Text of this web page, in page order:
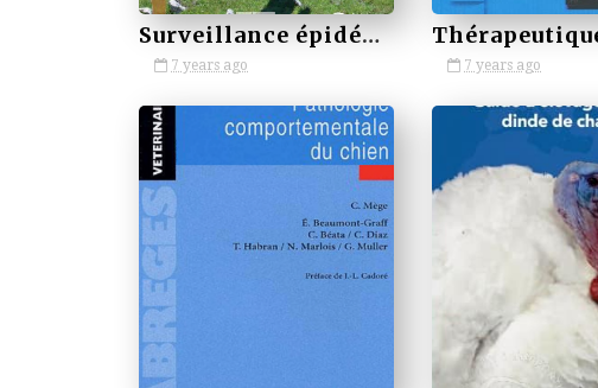
Surveillance épidémiologique en santé animale (2011)
7 years ago 7 years ago
by VETBOOKSTORE by VETBOOKSTORE